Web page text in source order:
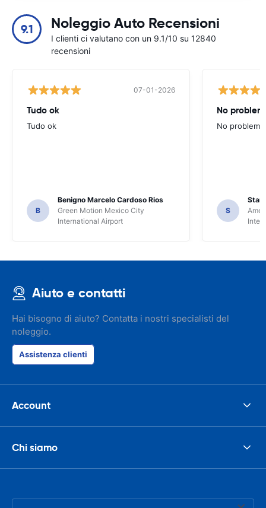
9.1 Noleggio Auto Recensioni
I clienti ci valutano con un 9.1/10 su 12840
recensioni
07-01-2026
Tudo ok
Tudo ok
B
Benigno Marcelo Cardoso Rios
Green Motion Mexico City
International Airport
No
No
S
Aiuto e contatti
Hai bisogno di aiuto? Contatta i nostri specialisti del
noleggio.
Assistenza clienti
Account
Chi siamo